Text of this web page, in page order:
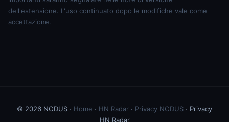
dell'estensione. L'uso continuato dopo le modifiche vale come
accettazione.
© 2026 NODUS · Home · HN Radar · Privacy NODUS · Privacy
HN Radar